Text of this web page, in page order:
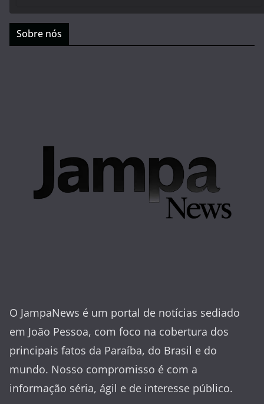
Sobre nós
O JampaNews é um portal de notícias sediado
em João Pessoa, com foco na cobertura dos
principais fatos da Paraíba, do Brasil e do
mundo. Nosso compromisso é com a
informação séria, ágil e de interesse público.